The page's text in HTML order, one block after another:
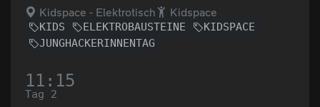
Kidspace - Elektrotisch Kidspace
KIDS ELEKTROBAUSTEINE
KIDSPACE
JUNGHACKERINNENTAG
11:15
Tag 2